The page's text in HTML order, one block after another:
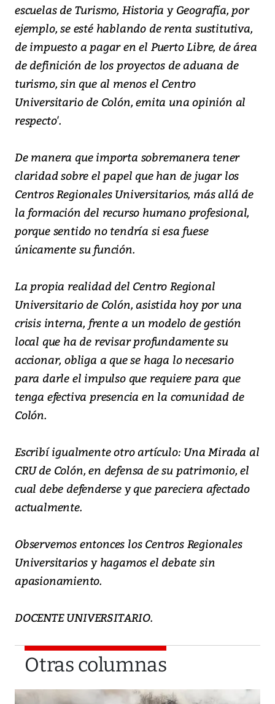
escuelas de Turismo, Historia y Geografía, por
ejemplo, se esté hablando de renta sustitutiva,
de impuesto a pagar en el Puerto Libre, de área
de definición de los proyectos de aduana de
turismo, sin que al menos el Centro
Universitario de Colón, emita una opinión al
respecto'.
De manera que importa sobremanera tener
claridad sobre el papel que han de jugar los
Centros Regionales Universitarios, más allá de
la formación del recurso humano profesional,
porque sentido no tendría si esa fuese
únicamente su función.
La propia realidad del Centro Regional
Universitario de Colón, asistida hoy por una
crisis interna, frente a un modelo de gestión
local que ha de revisar profundamente su
accionar, obliga a que se haga lo necesario
para darle el impulso que requiere para que
tenga efectiva presencia en la comunidad de
Colón.
Escribí igualmente otro artículo: Una Mirada al
CRU de Colón, en defensa de su patrimonio, el
cual debe defenderse y que pareciera afectado
actualmente.
Observemos entonces los Centros Regionales
Universitarios y hagamos el debate sin
apasionamiento.
DOCENTE UNIVERSITARIO.
Otras columnas